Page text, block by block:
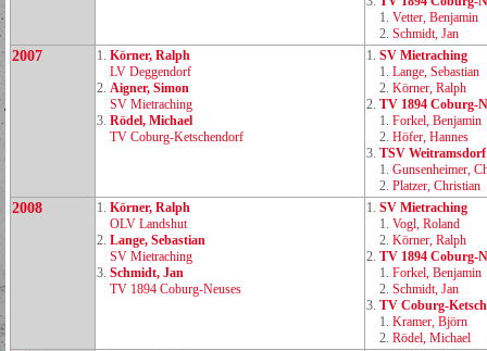
1. Vetter, Benjamin
2. Schmidt, Jan
2007 1. Körner, Ralph
LV Deggendorf
2. Aigner, Simon
SV Mietraching
3. Rödel, Michael
TV Coburg‑Ketschendorf
1. SV Mietraching
1. Lange, Sebastian
2. Körner, Ralph
2. TV 1894
1. Forkel, Benjamin
2. Höfer, Hannes
3. TSV Weitramsdorf
1. Gunsenheimer,
2. Platzer, Christian
2008 1. Körner, Ralph
OLV Landshut
2. Lange, Sebastian
SV Mietraching
3. Schmidt, Jan
TV 1894 Coburg‑Neuses
1. SV Mietraching
1. Vogl, Roland
2. Körner, Ralph
2. TV 1894
1. Forkel, Benjamin
2. Schmidt, Jan
3. TV
1. Kramer, Björn
2. Rödel, Michael